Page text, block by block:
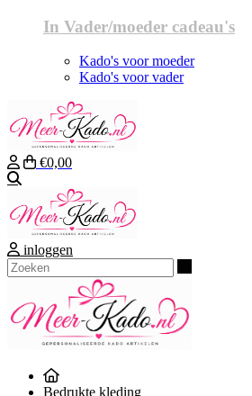
In Vader/moeder cadeau's
Kado's voor moeder
Kado's voor vader
€0,00
inloggen
Bedrukte kleding